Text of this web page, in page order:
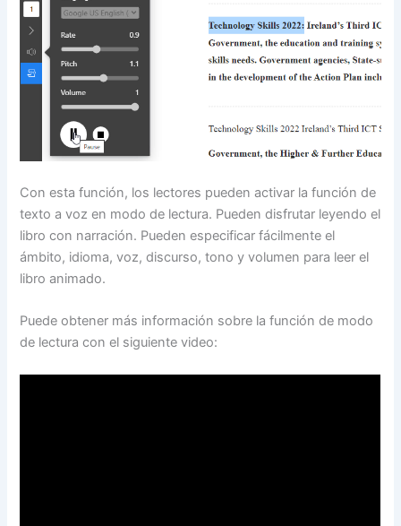
Con esta función, los lectores pueden activar la función de
texto a voz en modo de lectura. Pueden disfrutar leyendo el
libro con narración. Pueden especificar fácilmente el
ámbito, idioma, voz, discurso, tono y volumen para leer el
libro animado.
Puede obtener más información sobre la función de modo
de lectura con el siguiente video: